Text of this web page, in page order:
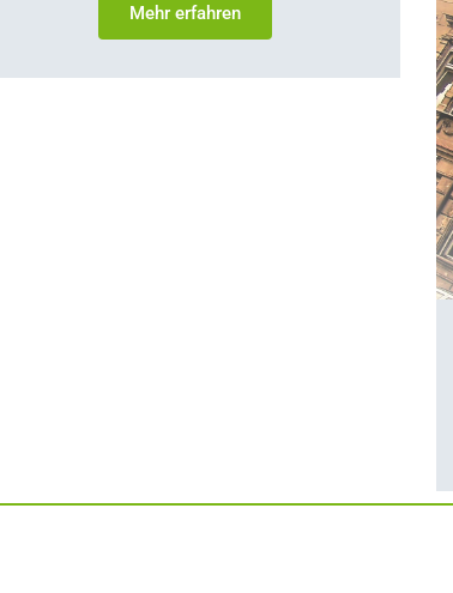
Mehr erfahren